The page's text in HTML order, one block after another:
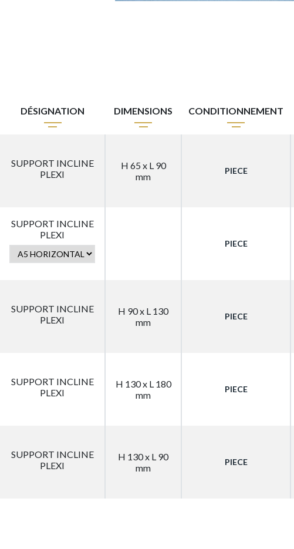
DÉSIGNATION DIMENSIONS CONDITIONNEMENT
SUPPORT INCLINE
PLEXI
H 65 x L 90
mm
PIECE
SUPPORT INCLINE
PLEXI
PIECE
SUPPORT INCLINE
PLEXI
H 90 x L 130
mm
PIECE
SUPPORT INCLINE
PLEXI
H 130 x L 180
mm
PIECE
SUPPORT INCLINE
PLEXI
H 130 x L 90
mm
PIECE